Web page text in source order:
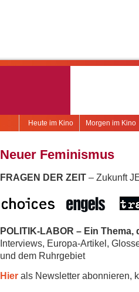
Morgen im Kino
Heute im Kino
Neuer Feminismus
FRAGEN DER ZEIT – Zukunft
POLITIK-LABOR – Ein
Interviews, Europa-Artikel,
und dem Ruhrgebiet
Hier als Newsletter abonnieren,